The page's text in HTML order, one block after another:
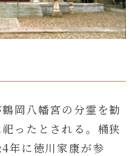
岡八幡宮の分霊を勧
ったとされる。桶狭
年に徳川家康が参